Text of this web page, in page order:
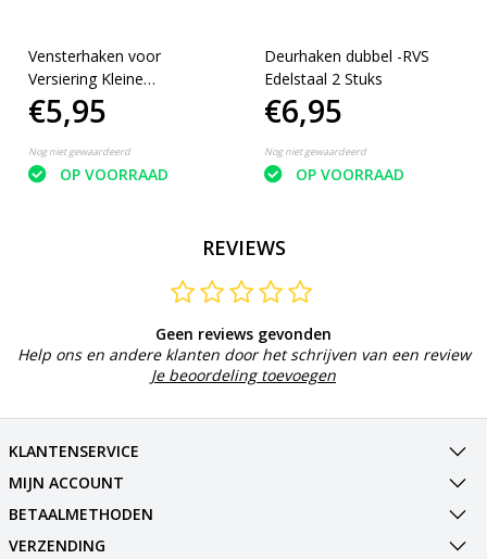
Vensterhaken voor
Versiering Kleine
Handoeken en
Theedoeken 8 stuks –
3x2cm | Verwarming
haken | Radiator Haak
€5,95
Nog niet gewaardeerd
OP VOORRAAD
Deurhaken dubbel -RVS
Edelstaal 2 Stuks
€6,95
Nog niet gewaardeerd
OP VOORRAAD
REVIEWS
Geen reviews gevonden
Help ons en andere klanten door het schrijven van een review
Je beoordeling toevoegen
KLANTENSERVICE
MIJN ACCOUNT
BETAALMETHODEN
VERZENDING